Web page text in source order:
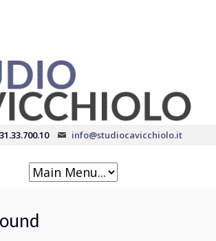
info@studiocavicchiolo.it